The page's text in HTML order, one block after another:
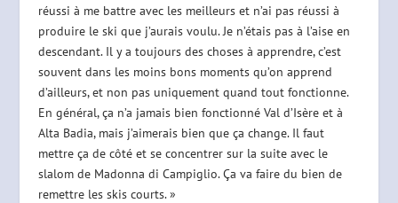
réussi à me battre avec les meilleurs et n’ai pas réussi à
produire le ski que j’aurais voulu. Je n’étais pas à l’aise en
descendant. Il y a toujours des choses à apprendre, c’est
souvent dans les moins bons moments qu’on apprend
d’ailleurs, et non pas uniquement quand tout fonctionne.
En général, ça n’a jamais bien fonctionné Val d’Isère et à
Alta Badia, mais j’aimerais bien que ça change. Il faut
mettre ça de côté et se concentrer sur la suite avec le
slalom de Madonna di Campiglio. Ça va faire du bien de
remettre les skis courts. »